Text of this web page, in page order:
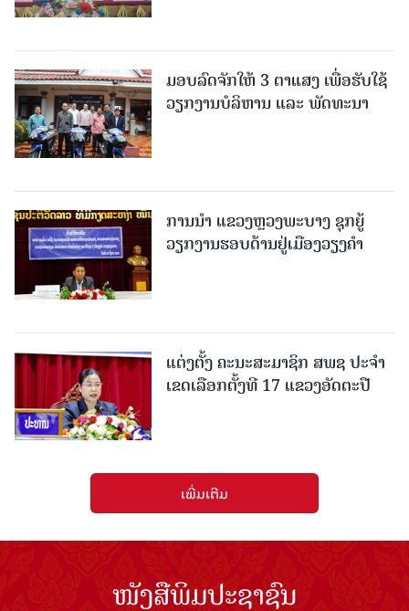
ມອບລົດຈັກໃຫ້ 3 ຕາແສງ ເພື່ອຮັບໃຊ້
ວຽກງານບໍລິຫານ ແລະ ພັດທະນາ
ການນຳ ແຂວງຫຼວງພະບາງ ຊຸກຍູ້
ວຽກງານຮອບດ້ານຢູ່ເມືອງວຽງຄໍາ
ແຕ່ງຕັ້ງ ຄະນະສະມາຊິກ ສພຊ ປະຈຳ
ເຂດເລືອກຕັ້ງທີ 17 ແຂວງອັດຕະປື
ເພີ່ມເຕີມ
ໜັງສືພິມປະຊາຊົນ